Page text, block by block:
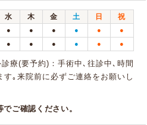
水 木 金 土 日
祝
● ● ● ● ● ●
● ● ● ● ● ●
(要予約)：手術中､往診中､時間
｡来院前に必ずご連絡をお願いし
ご確認ください。